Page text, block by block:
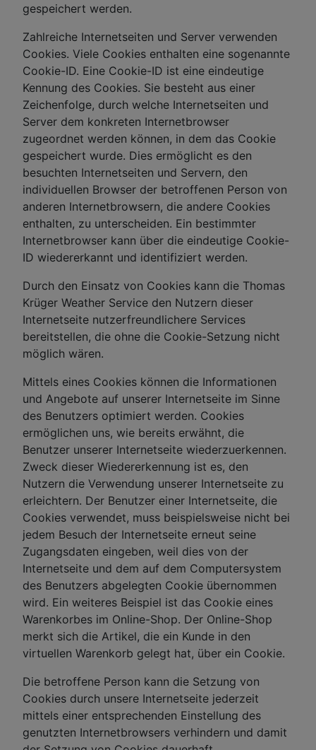
gespeichert werden.
Zahlreiche Internetseiten und Server verwenden
Cookies. Viele Cookies enthalten eine sogenannte
Cookie-ID. Eine Cookie-ID ist eine eindeutige
Kennung des Cookies. Sie besteht aus einer
Zeichenfolge, durch welche Internetseiten und
Server dem konkreten Internetbrowser
zugeordnet werden können, in dem das Cookie
gespeichert wurde. Dies ermöglicht es den
besuchten Internetseiten und Servern, den
individuellen Browser der betroffenen Person von
anderen Internetbrowsern, die andere Cookies
enthalten, zu unterscheiden. Ein bestimmter
Internetbrowser kann über die eindeutige Cookie-
ID wiedererkannt und identifiziert werden.
Durch den Einsatz von Cookies kann die Thomas
Krüger Weather Service den Nutzern dieser
Internetseite nutzerfreundlichere Services
bereitstellen, die ohne die Cookie-Setzung nicht
möglich wären.
Mittels eines Cookies können die Informationen
und Angebote auf unserer Internetseite im Sinne
des Benutzers optimiert werden. Cookies
ermöglichen uns, wie bereits erwähnt, die
Benutzer unserer Internetseite wiederzuerkennen.
Zweck dieser Wiedererkennung ist es, den
Nutzern die Verwendung unserer Internetseite zu
erleichtern. Der Benutzer einer Internetseite, die
Cookies verwendet, muss beispielsweise nicht bei
jedem Besuch der Internetseite erneut seine
Zugangsdaten eingeben, weil dies von der
Internetseite und dem auf dem Computersystem
des Benutzers abgelegten Cookie übernommen
wird. Ein weiteres Beispiel ist das Cookie eines
Warenkorbes im Online-Shop. Der Online-Shop
merkt sich die Artikel, die ein Kunde in den
virtuellen Warenkorb gelegt hat, über ein Cookie.
Die betroffene Person kann die Setzung von
Cookies durch unsere Internetseite jederzeit
mittels einer entsprechenden Einstellung des
genutzten Internetbrowsers verhindern und damit